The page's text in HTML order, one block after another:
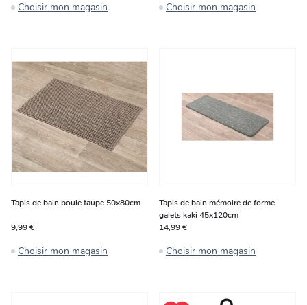
Choisir mon magasin Choisir mon magasin
Tapis de bain boule taupe 50x80cm
9,99 €
Choisir mon magasin
Tapis de bain mémoire de forme
galets kaki 45x120cm
14,99 €
Choisir mon magasin